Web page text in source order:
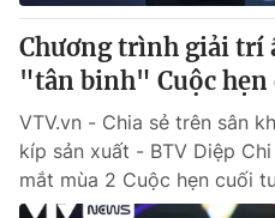
Chương trình giải trí
"tân binh" Cuộc hẹn
VTV.vn - Chia sẻ trên sân
kíp sản xuất - BTV Diệp
mắt mùa 2 Cuộc hẹn cuối